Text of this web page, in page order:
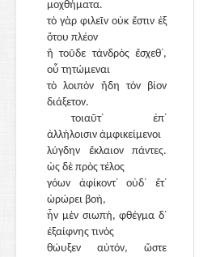
μοχθήματα.
τὸ γὰρ φιλεῖν οὐκ ἔστιν ἐξ
ὅτου πλέον
ἢ τοῦδε τἀνδρὸς ἔσχεθ᾽,
οὗ τητώμεναι
τὸ λοιπὸν ἤδη τὸν βίον
διάξετον.
τοιαῦτ᾽ ἐπ᾽
ἀλλήλοισιν ἀμφικείμενοι
λύγδην ἔκλαιον πάντες.
ὡς δὲ πρὸς τέλος
γόων ἀφίκοντ᾽ οὐδ᾽ ἔτ᾽
ὠρώρει βοή,
ἦν μὲν σιωπή, φθέγμα δ᾽
ἐξαίφνης τινὸς
θώυξεν αὐτόν, ὥστε